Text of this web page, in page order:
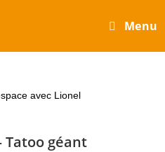
Menu
avec Lionel
Tatoo géant